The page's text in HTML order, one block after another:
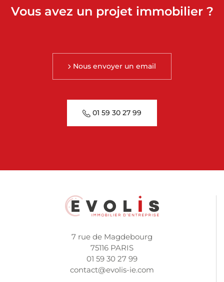
Vous avez un projet immobilier ?
Nous envoyer un email
01 59 30 27 99
7 rue de Magdebourg
75116 PARIS
01 59 30 27 99
contact@evolis-ie.com